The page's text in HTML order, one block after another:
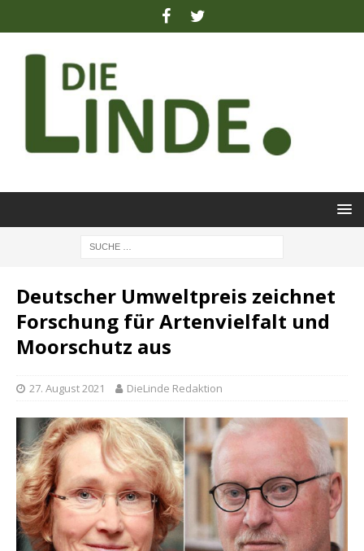
Deutscher Umweltpreis zeichnet
Forschung für Artenvielfalt und
Moorschutz aus
27. August 2021 DieLinde Redaktion